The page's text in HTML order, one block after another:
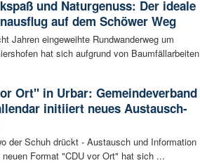
und Naturgenuss: Der ideale
auf dem Schöwer Weg
Jahren eingeweihte Rundwanderweg um
hat sich aufgrund von Baumfällarbeiten
Ort" in Urbar: Gemeindeverband
initiiert neues Austausch-
der Schuh drückt - Austausch und Information
Format "CDU vor Ort" hat sich ...